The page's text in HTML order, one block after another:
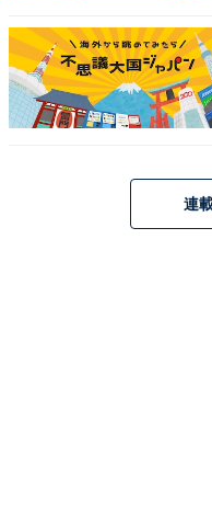
アクセス・料金情報
所在地：群馬県渋川市
連